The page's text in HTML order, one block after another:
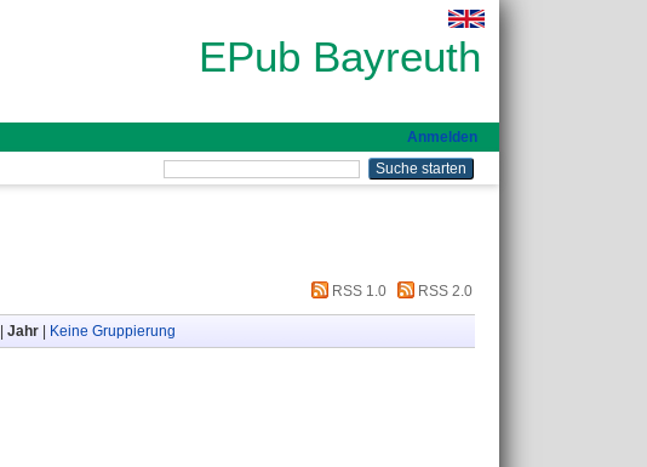
EPub Bayreuth
Anmelden
RSS 1.0 RSS 2.0
Jahr| Keine Gruppierung